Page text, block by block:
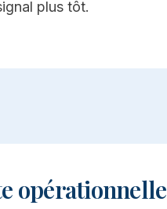
plus tôt.
opérationnelle